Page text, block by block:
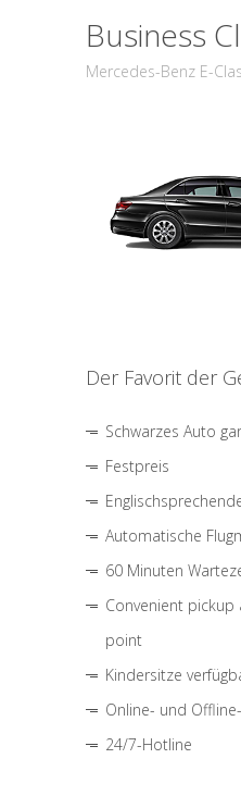
Business
Mercedes-Benz E-
Der Favorit der
Schwarzes Auto
Festpreis
Automatische
60 Minuten
Convenient
point
Kindersitze
Online- und
24/7-Hotline